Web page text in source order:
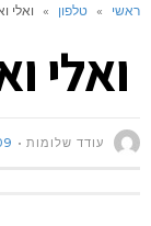
ראשי » טלפון » ואלי
ואלי
עודד שלומות